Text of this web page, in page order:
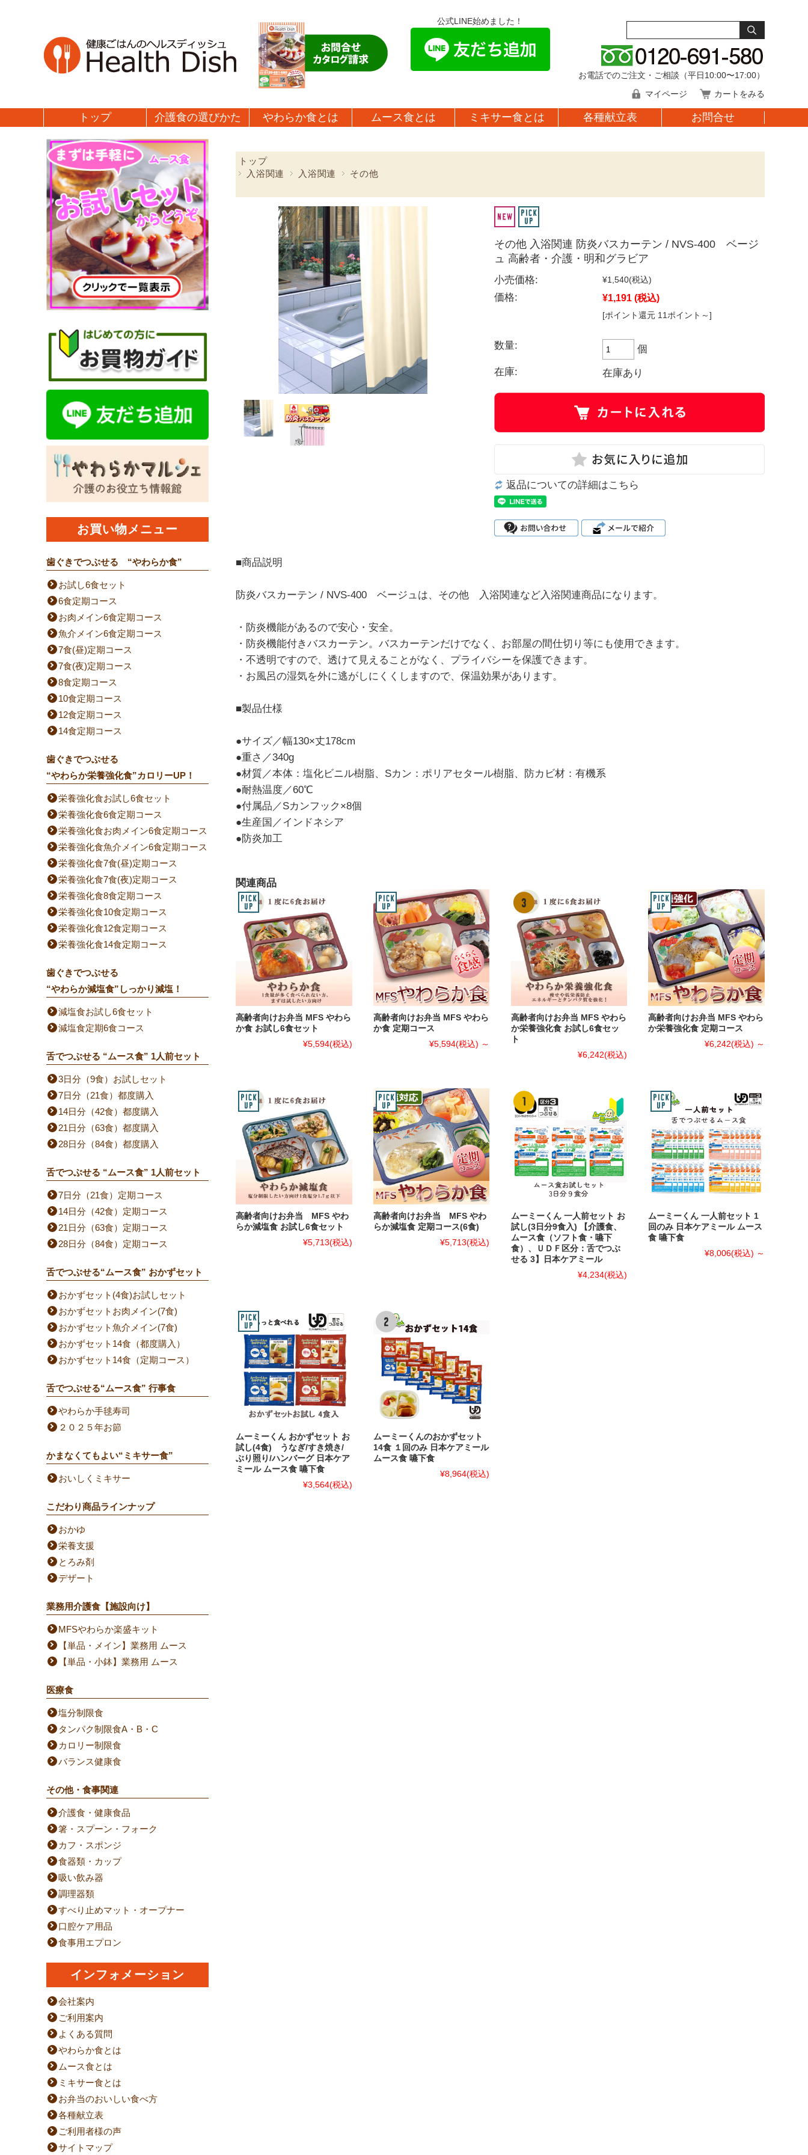
公式LINE始めました！
お電話でのご注文・ご相談（平日10:00〜17:00）
マイページ カートをみる
トップ 介護食の選びかた やわらか食とは ムース食とは ミキサー食とは 各種献立表 お問合せ
トップ
入浴関連
入浴関連 その他
その他 入浴関連 防炎バスカーテン / NVS-400 ベージ
ュ 高齢者・介護・明和グラビア
小売価格: ¥1,540(税込)
価格: ¥1,191 (税込)
[ポイント還元 11ポイント～]
数量: 個
在庫: 在庫あり
返品についての詳細はこちら
■商品説明
防炎バスカーテン / NVS-400 ベージュは、その他 入浴関連など入浴関連商品になります。
・防炎機能があるので安心・安全。
・防炎機能付きバスカーテン。バスカーテンだけでなく、お部屋の間仕切り等にも使用できます。
・不透明ですので、透けて見えることがなく、プライバシーを保護できます。
・お風呂の湿気を外に逃がしにくくしますので、保温効果があります。
■製品仕様
●サイズ／幅130×丈178cm
●重さ／340g
●材質／本体：塩化ビニル樹脂、Sカン：ポリアセタール樹脂、防カビ材：有機系
●耐熱温度／60℃
●付属品／Sカンフック×8個
●生産国／インドネシア
●防炎加工
関連商品
高齢者向けお弁当 MFS やわら
か食 お試し6食セット
¥5,594(税込)
高齢者向けお弁当 MFS やわら
か食 定期コース
¥5,594(税込) ～
高齢者向けお弁当 MFS やわら
か栄養強化食 お試し6食セッ
ト
¥6,242(税込)
高齢者向けお弁当 MFS やわら
か栄養強化食 定期コース
¥6,242(税込) ～
高齢者向けお弁当 MFS やわ
らか減塩食 お試し6食セット
¥5,713(税込)
高齢者向けお弁当 MFS やわ
らか減塩食 定期コース(6食)
¥5,713(税込)
ムーミーくん 一人前セット お
試し(3日分9食入) 【介護食、
ムース食（ソフト食・嚥下
食）、ＵＤＦ区分：舌でつぶ
せる 3】日本ケアミール
¥4,234(税込)
ムーミーくん 一人前セット 1
回のみ 日本ケアミール ムース
食 嚥下食
¥8,006(税込) ～
ムーミーくん おかずセット お
試し(4食) うなぎ/すき焼き/
ぶり照り/ハンバーグ 日本ケア
ミール ムース食 嚥下食
¥3,564(税込)
ムーミーくんのおかずセット
14食 １回のみ 日本ケアミール
ムース食 嚥下食
¥8,964(税込)
お買い物メニュー
歯ぐきでつぶせる “やわらか食”
お試し6食セット
6食定期コース
お肉メイン6食定期コース
魚介メイン6食定期コース
7食(昼)定期コース
7食(夜)定期コース
8食定期コース
10食定期コース
12食定期コース
14食定期コース
歯ぐきでつぶせる
“やわらか栄養強化食”カロリーUP！
栄養強化食お試し6食セット
栄養強化食6食定期コース
栄養強化食お肉メイン6食定期コース
栄養強化食魚介メイン6食定期コース
栄養強化食7食(昼)定期コース
栄養強化食7食(夜)定期コース
栄養強化食8食定期コース
栄養強化食10食定期コース
栄養強化食12食定期コース
栄養強化食14食定期コース
歯ぐきでつぶせる
“やわらか減塩食”しっかり減塩！
減塩食お試し6食セット
減塩食定期6食コース
舌でつぶせる “ムース食” 1人前セット
3日分（9食）お試しセット
7日分（21食）都度購入
14日分（42食）都度購入
21日分（63食）都度購入
28日分（84食）都度購入
舌でつぶせる “ムース食” 1人前セット
7日分（21食）定期コース
14日分（42食）定期コース
21日分（63食）定期コース
28日分（84食）定期コース
舌でつぶせる“ムース食” おかずセット
おかずセット(4食)お試しセット
おかずセットお肉メイン(7食)
おかずセット魚介メイン(7食)
おかずセット14食（都度購入）
おかずセット14食（定期コース）
舌でつぶせる“ムース食” 行事食
やわらか手毬寿司
２０２５年お節
かまなくてもよい“ミキサー食”
おいしくミキサー
こだわり商品ラインナップ
おかゆ
栄養支援
とろみ剤
デザート
業務用介護食【施設向け】
MFSやわらか楽盛キット
【単品・メイン】業務用 ムース
【単品・小鉢】業務用 ムース
医療食
塩分制限食
タンパク制限食A・B・C
カロリー制限食
バランス健康食
その他・食事関連
介護食・健康食品
箸・スプーン・フォーク
カフ・スポンジ
食器類・カップ
吸い飲み器
調理器類
すべり止めマット・オープナー
口腔ケア用品
食事用エプロン
インフォメーション
会社案内
ご利用案内
よくある質問
やわらか食とは
ムース食とは
ミキサー食とは
お弁当のおいしい食べ方
各種献立表
ご利用者様の声
サイトマップ